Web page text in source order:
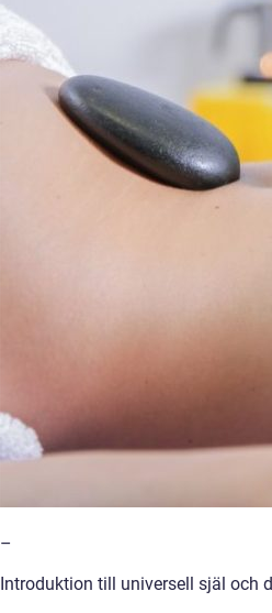
–
Introduktion till universell själ och